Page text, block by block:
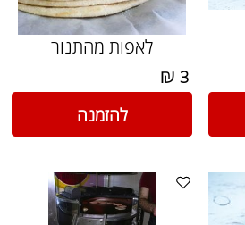
לאפות מהתנור
₪ 3
להזמנה